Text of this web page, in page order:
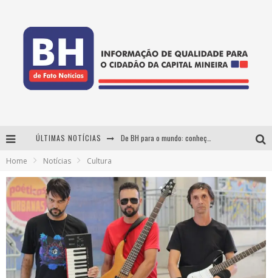
ÚLTIMAS NOTÍCIAS
Milton Guedes, o "músico dos músicos", apresenta show da turnê "Milton Canta Lulu" em BH
Esplanada fica pequena e CÊ TÁ DOIDO FESTIVAL anuncia mudança para o gramado do Mineirão
Home Notícias Cultura